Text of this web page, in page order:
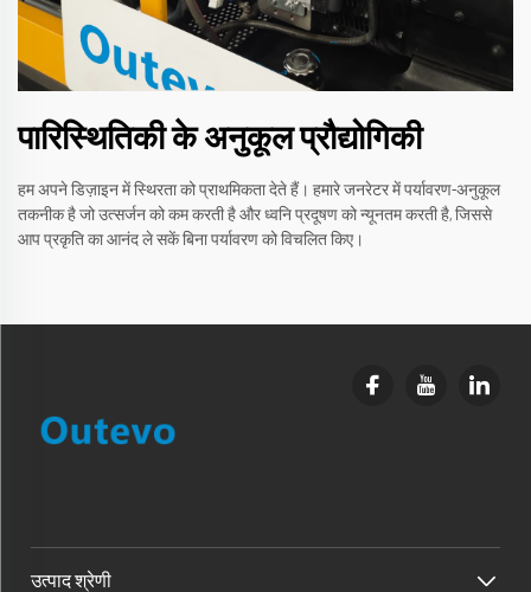
पारिस्थितिकी के अनुकूल प्रौद्योगिकी
हम अपने डिज़ाइन में स्थिरता को प्राथमिकता देते हैं। हमारे जनरेटर में पर्यावरण-अनुकूल
तकनीक है जो उत्सर्जन को कम करती है और ध्वनि प्रदूषण को न्यूनतम करती है, जिससे
आप प्रकृति का आनंद ले सकें बिना पर्यावरण को विचलित किए।
उत्पाद श्रेणी